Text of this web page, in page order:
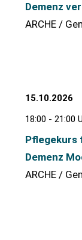
Demenz
ARCHE /
15.10.2026
18:00 - 21:00
Pflegekurs
Demenz
ARCHE /